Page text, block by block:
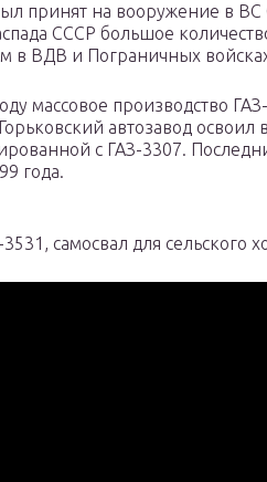
принят на вооружение в ВС
СССР большое
в ВДВ и Пограничных
массовое производство
автозавод освоил
с ГАЗ-3307.
года.
самосвал для сельского